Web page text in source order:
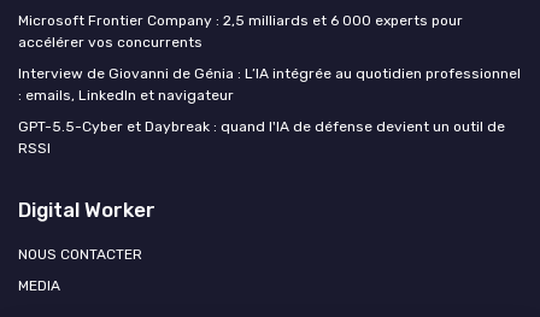
Microsoft Frontier Company : 2,5 milliards et 6 000 experts pour
accélérer vos concurrents
Interview de Giovanni de Génia : L’IA intégrée au quotidien professionnel
: emails, LinkedIn et navigateur
GPT-5.5-Cyber et Daybreak : quand l'IA de défense devient un outil de
RSSI
Digital Worker
NOUS CONTACTER
MEDIA